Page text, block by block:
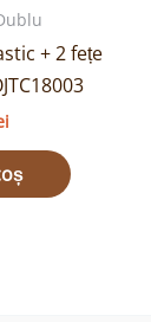
+ 2 fețe